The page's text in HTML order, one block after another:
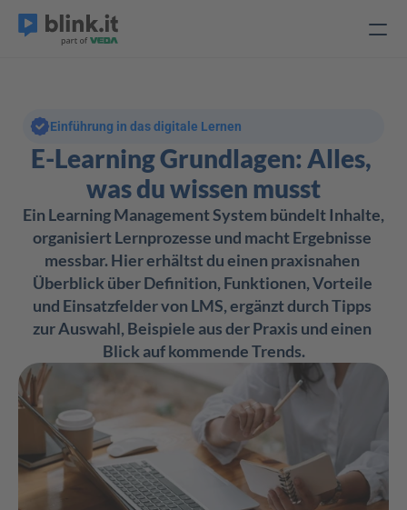
Einführung in das digitale Lernen
E-Learning Grundlagen: Alles,
was du wissen musst
Ein Learning Management System bündelt Inhalte,
organisiert Lernprozesse und macht Ergebnisse
messbar. Hier erhältst du einen praxisnahen
Überblick über Definition, Funktionen, Vorteile
und Einsatzfelder von LMS, ergänzt durch Tipps
zur Auswahl, Beispiele aus der Praxis und einen
Blick auf kommende Trends.